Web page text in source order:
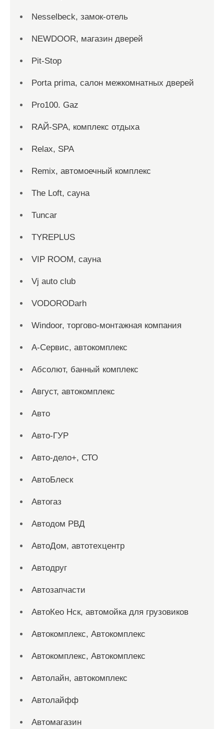
Nesselbeck, замок-отель
NEWDOOR, магазин дверей
Pit-Stop
Porta prima, салон межкомнатных дверей
Pro100. Gaz
RAЙ-SPA, комплекс отдыха
Relax, SPA
Remix, автомоечный комплекс
The Loft, сауна
Tuncar
TYREPLUS
VIP ROOM, сауна
Vj auto club
VODORODarh
Windoor, торгово-монтажная компания
А-Сервис, автокомплекс
Абсолют, банный комплекс
Август, автокомплекс
Авто
Авто-ГУР
Авто-дело+, СТО
АвтоБлеск
Автогаз
Автодом РВД
АвтоДом, автотехцентр
Автодруг
Автозапчасти
АвтоКео Нск, автомойка для грузовиков
Автокомплекс, Автокомплекс
Автокомплекс, Автокомплекс
Автолайн, автокомплекс
Автолайфф
Автомагазин